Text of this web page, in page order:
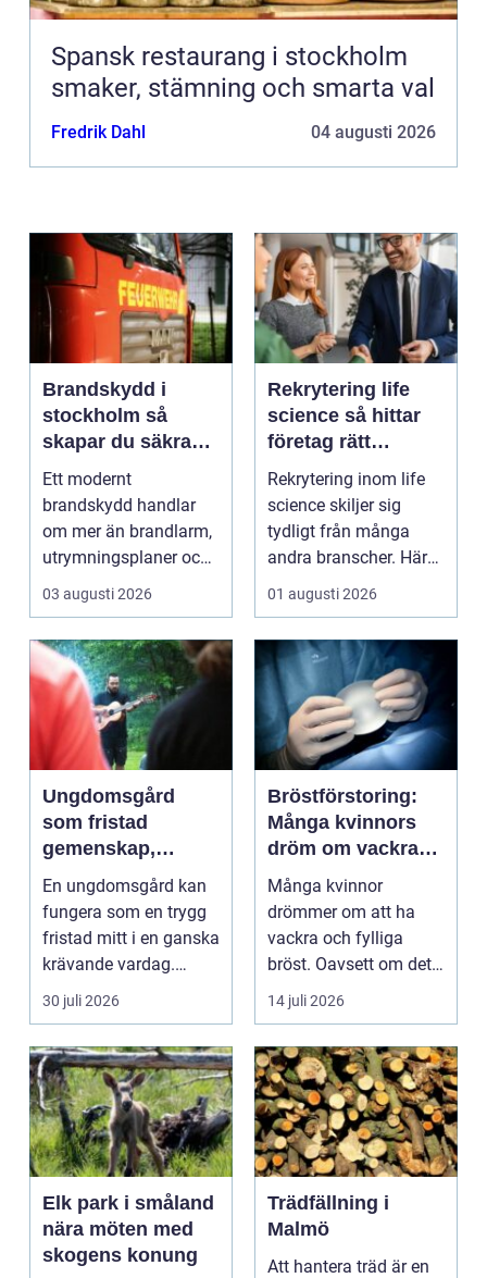
Spansk restaurang i stockholm
smaker, stämning och smarta val
Fredrik Dahl 04 augusti 2026
Brandskydd i
stockholm så
skapar du säkra
byggnader på
riktigt
Ett modernt
brandskydd handlar
om mer än brandlarm,
utrymningsplaner och
röda brandsläckare på
vägga...
03 augusti 2026
Rekrytering life
science så hittar
företag rätt
kompetens när
kraven är som
högst
Rekrytering inom life
science skiljer sig
tydligt från många
andra branscher. Här
påverkar varje bes...
01 augusti 2026
Ungdomsgård
som fristad
gemenskap,
trygghet och
växande
En ungdomsgård kan
fungera som en trygg
fristad mitt i en ganska
krävande vardag.
Skola, sociala med...
30 juli 2026
Bröstförstoring:
Många kvinnors
dröm om vackra
bröst
Många kvinnor
drömmer om att ha
vackra och fylliga
bröst. Oavsett om det
är f&o...
14 juli 2026
Elk park i småland
nära möten med
skogens konung
Trädfällning i
Malmö
Att hantera träd är en